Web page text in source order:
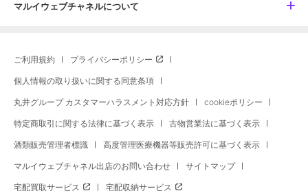
マルイウェブチャネルについて
ご利用規約 プライバシーポリシー
個人情報の取り扱いに関する同意条項
丸井グループ カスタマーハラスメント対応方針 cookieポリシー
特定商取引に関する法律に基づく表示 古物営業法に基づく表示
酒類販売管理者標識 高度管理医療機器等販売許可に基づく表示
マルイウェブチャネル出店のお問い合わせ サイトマップ
宅配買取サービス 宅配収納サービス